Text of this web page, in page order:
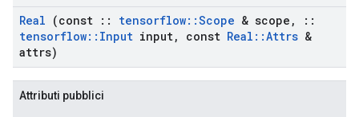
Real (const :: tensorflow::Scope & scope ,
::
tensorflow:: Input input, const Real ::Attrs &
attrs)
Attributi pubblici